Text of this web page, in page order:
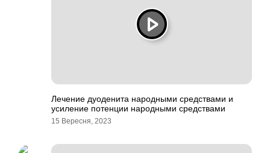
Лечение дуоденита народными средствами и
усиление потенции народными средствами
15 Вересня, 2023